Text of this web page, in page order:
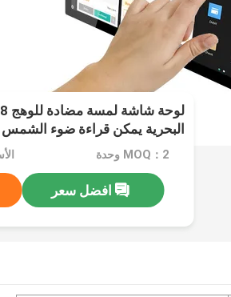
البحرية يمكن قراءة ضوء الشمس
MOQ：2 وحدة
افضل سعر